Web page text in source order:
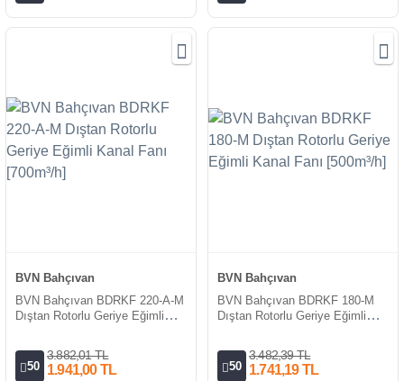
BVN Bahçıvan
BVN Bahçıvan BDRKF 220-A-M
Dıştan Rotorlu Geriye Eğimli
50
3.882,01 TL
1.941,00 TL
BVN Bahçıvan
BVN Bahçıvan BDRKF 180-M
Dıştan Rotorlu Geriye Eğimli
50
3.482,39 TL
1.741,19 TL